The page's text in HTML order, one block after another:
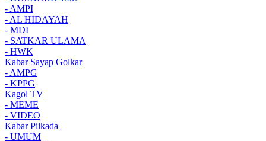
- AMPI
- AL HIDAYAH
- MDI
- SATKAR ULAMA
- HWK
Kabar Sayap Golkar
- AMPG
- KPPG
Kagol TV
- MEME
- VIDEO
Kabar Pilkada
- UMUM